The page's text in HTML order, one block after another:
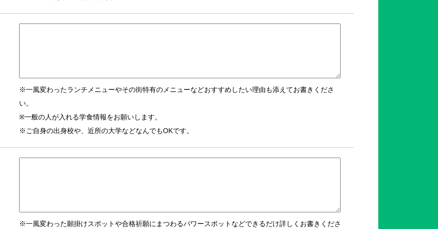
※一風変わったランチメニューやその街特有のメニューなどおすすめしたい理由も添えてお書きくださ
い。
※一般の人が入れる学食情報をお願いします。
※ご自身の出身校や、近所の大学などなんでもOKです。
※一風変わった願掛けスポットや合格祈願にまつわるパワースポットなどできるだけ詳しくお書きくださ